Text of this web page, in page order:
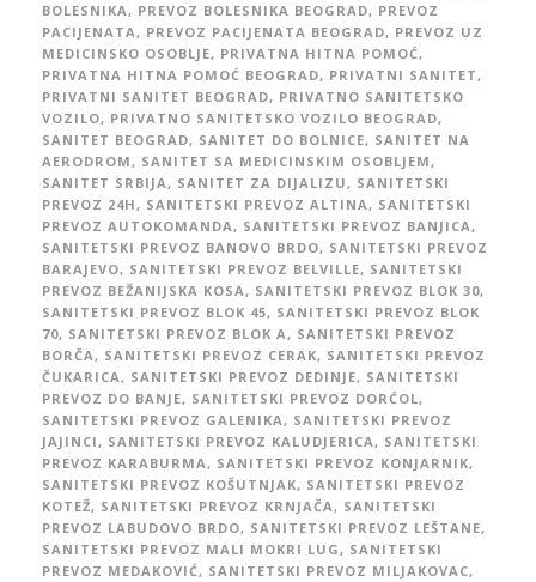
BOLESNIKA, PREVOZ BOLESNIKA BEOGRAD, PREVOZ
PACIJENATA, PREVOZ PACIJENATA BEOGRAD, PREVOZ UZ
MEDICINSKO OSOBLJE, PRIVATNA HITNA POMOĆ,
PRIVATNA HITNA POMOĆ BEOGRAD, PRIVATNI SANITET,
PRIVATNI SANITET BEOGRAD, PRIVATNO SANITETSKO
VOZILO, PRIVATNO SANITETSKO VOZILO BEOGRAD,
SANITET BEOGRAD, SANITET DO BOLNICE, SANITET NA
AERODROM, SANITET SA MEDICINSKIM OSOBLJEM,
SANITET SRBIJA, SANITET ZA DIJALIZU, SANITETSKI
PREVOZ 24H, SANITETSKI PREVOZ ALTINA, SANITETSKI
PREVOZ AUTOKOMANDA, SANITETSKI PREVOZ BANJICA,
SANITETSKI PREVOZ BANOVO BRDO, SANITETSKI PREVOZ
BARAJEVO, SANITETSKI PREVOZ BELVILLE, SANITETSKI
PREVOZ BEŽANIJSKA KOSA, SANITETSKI PREVOZ BLOK 30,
SANITETSKI PREVOZ BLOK 45, SANITETSKI PREVOZ BLOK
70, SANITETSKI PREVOZ BLOK A, SANITETSKI PREVOZ
BORČA, SANITETSKI PREVOZ CERAK, SANITETSKI PREVOZ
ČUKARICA, SANITETSKI PREVOZ DEDINJE, SANITETSKI
PREVOZ DO BANJE, SANITETSKI PREVOZ DORĆOL,
SANITETSKI PREVOZ GALENIKA, SANITETSKI PREVOZ
JAJINCI, SANITETSKI PREVOZ KALUDJERICA, SANITETSKI
PREVOZ KARABURMA, SANITETSKI PREVOZ KONJARNIK,
SANITETSKI PREVOZ KOŠUTNJAK, SANITETSKI PREVOZ
KOTEŽ, SANITETSKI PREVOZ KRNJAČA, SANITETSKI
PREVOZ LABUDOVO BRDO, SANITETSKI PREVOZ LEŠTANE,
SANITETSKI PREVOZ MALI MOKRI LUG, SANITETSKI
PREVOZ MEDAKOVIĆ, SANITETSKI PREVOZ MILJAKOVAC,